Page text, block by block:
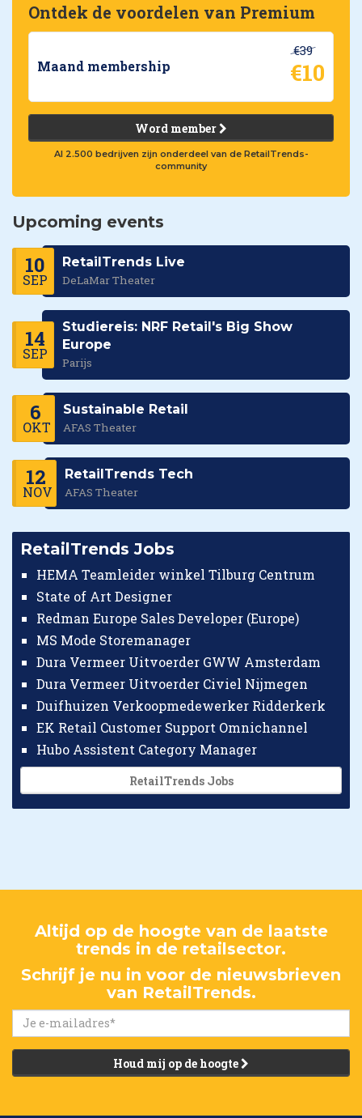
Ontdek de voordelen van Premium
Maand membership
€39
€10
Word member
Al 2.500 bedrijven zijn onderdeel van de RetailTrends-
community
Upcoming events
10
SEP
RetailTrends Live
DeLaMar Theater
14
SEP
Studiereis: NRF Retail's Big Show
Europe
Parijs
6
OKT
Sustainable Retail
AFAS Theater
12
NOV
RetailTrends Tech
AFAS Theater
RetailTrends Jobs
HEMA Teamleider winkel Tilburg Centrum
State of Art Designer
Redman Europe Sales Developer (Europe)
MS Mode Storemanager
Dura Vermeer Uitvoerder GWW Amsterdam
Dura Vermeer Uitvoerder Civiel Nijmegen
Duifhuizen Verkoopmedewerker Ridderkerk
EK Retail Customer Support Omnichannel
Hubo Assistent Category Manager
RetailTrends Jobs
Altijd op de hoogte van de laatste
trends in de retailsector.
Schrijf je nu in voor de nieuwsbrieven
van RetailTrends.
Houd mij op de hoogte